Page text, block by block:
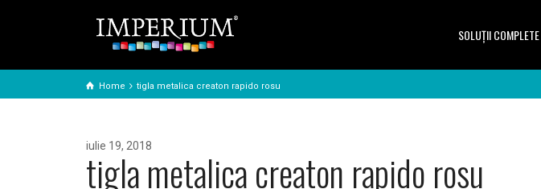
SOLUŢII COMPLETE
Home tigla metalica creaton rapido rosu
iulie 19, 2018
tigla metalica creaton rapido rosu